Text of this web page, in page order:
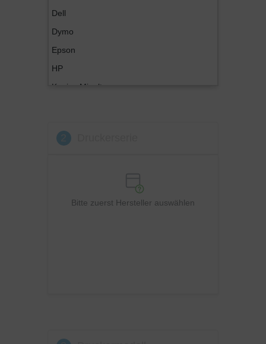
Dell
Dymo
Epson
HP
Konica Minolta
OKI
Bitte zuerst Hersteller auswählen